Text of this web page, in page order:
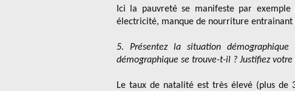
Ici la pauvreté se manifeste par
électricité, manque de nourriture entrainant
5. Présentez la situation
démographique se trouve-t-il ? Justifiez
Le taux de natalité est très élevé (plus